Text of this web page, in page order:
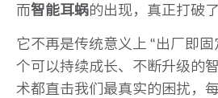
而智能耳蜗的出现，真正打破
它不再是传统意义上 “出厂即
个可以持续成长、不断升级的
术都直击我们最真实的困扰，